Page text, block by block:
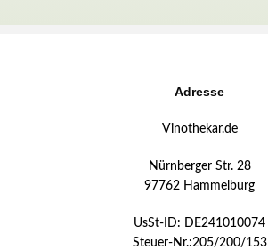
Adresse
Vinothekar.de
Nürnberger Str. 28
97762 Hammelburg
UsSt-ID: DE241010074
Steuer-Nr.:205/200/153